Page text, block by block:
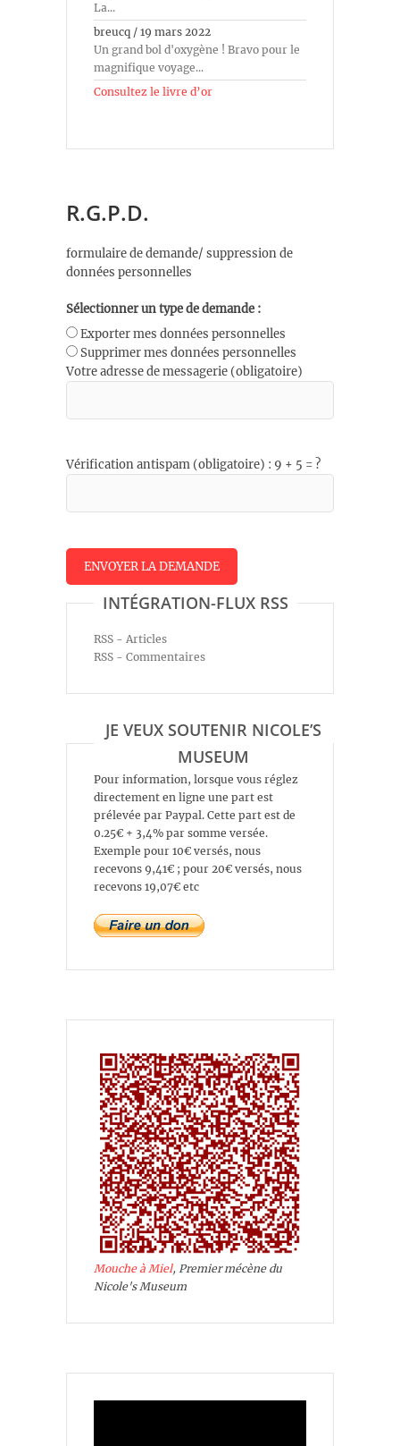
La...
breucq / 19 mars 2022
Un grand bol d'oxygène ! Bravo pour le
magnifique voyage...
Consultez le livre d’or
R.G.P.D.
formulaire de demande/ suppression de
données personnelles
Sélectionner un type de demande :
Exporter mes données personnelles
Supprimer mes données personnelles
Votre adresse de messagerie (obligatoire)
Vérification antispam (obligatoire) : 9 + 5 = ?
INTÉGRATION-FLUX RSS
RSS - Articles
RSS - Commentaires
JE VEUX SOUTENIR NICOLE’S
MUSEUM
Pour information, lorsque vous réglez
directement en ligne une part est
prélevée par Paypal. Cette part est de
0.25€ + 3,4% par somme versée.
Exemple pour 10€ versés, nous
recevons 9,41€ ; pour 20€ versés, nous
recevons 19,07€ etc
Mouche à Miel, Premier mécène du
Nicole's Museum